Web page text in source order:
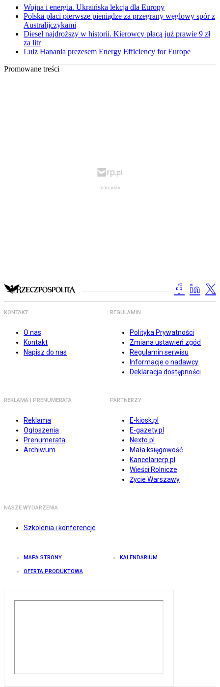
Wojna i energia. Ukraińska lekcja dla Europy
Polska płaci pierwsze pieniądze za przegrany węglowy spór z
Australijczykami
Diesel najdroższy w historii. Kierowcy płacą już prawie 9 zł
za litr
Luiz Hanania prezesem Energy Efficiency for Europe
Promowane treści
KONTAKT
O nas
Kontakt
Napisz do nas
REGULAMIN
Polityka Prywatności
Zmiana ustawień zgód
Regulamin serwisu
Informacje o nadawcy
Deklaracja dostępności
REKLAMA I PRENUMERATA
Reklama
Ogłoszenia
Prenumerata
Archiwum
PARTNERZY
E-kiosk.pl
E-gazety.pl
Nexto.pl
Mała księgowość
Kancelarierp.pl
Wieści Rolnicze
Życie Warszawy
NASZE WYDARZENIA
Szkolenia i konferencje
MAPA STRONY KALENDARIUM
OFERTA PRODUKTOWA